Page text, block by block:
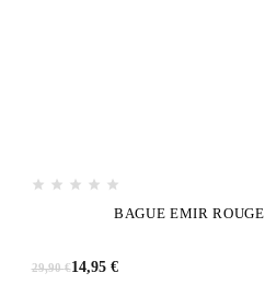
BAGUE EMIR ROUGE
29,90€
Le
14,95 €
Le